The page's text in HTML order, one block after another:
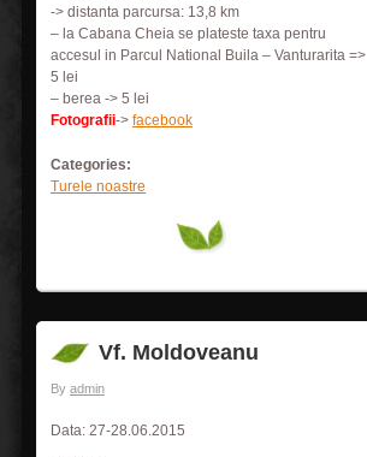
-> distanta parcursa: 13,8 km
– la Cabana Cheia se plateste taxa pentru
accesul in Parcul National Buila – Vanturarita =>
5 lei
– berea -> 5 lei
Fotografii-> facebook
Categories:
Turele noastre
Vf. Moldoveanu
By admin
Data: 27-28.06.2015